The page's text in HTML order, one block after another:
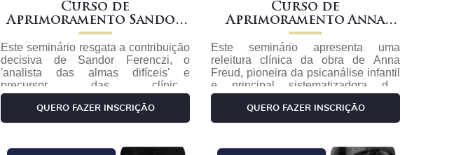
Curso de
Aprimoramento Sandor
Ferenczi
Este seminário resgata a contribuição
decisiva de Sandor Ferenczi, o
'analista das almas difíceis' e
precursor das clínicas
contemporâneas do trauma. O curso
percorre seus conceitos centrais —
trauma psíquico precoce, confusão de
identificação com o agressor,
QUERO FAZER INSCRIÇÃO
Curso de
Aprimoramento Anna
Freud
Este seminário apresenta uma
releitura clínica da obra de Anna
Freud, pioneira da psicanálise infantil
e principal sistematizadora dos
mecanismos de defesa do ego. O
curso percorre os conceitos centrais
— mecanismos de defesa (recalque,
racionalização, sublimação,
QUERO FAZER INSCRIÇÃO